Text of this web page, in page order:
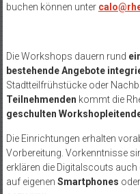
buchen können unter
Die Workshops dauern rund
bestehende Angebote
Stadtteilfrühstücke oder
Teilnehmenden kommt die
geschulten
Die Einrichtungen erhalten
Vorbereitung. Vorkenntnisse
erklären die Digitalscouts
auf eigenen Smartphones oder